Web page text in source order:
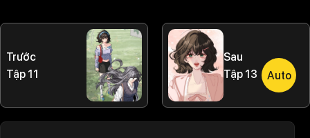
Trước
Tập 11
Sau
Tập 13
Auto